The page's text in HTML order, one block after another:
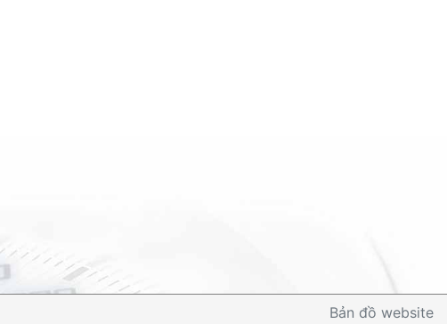
Bản đồ website